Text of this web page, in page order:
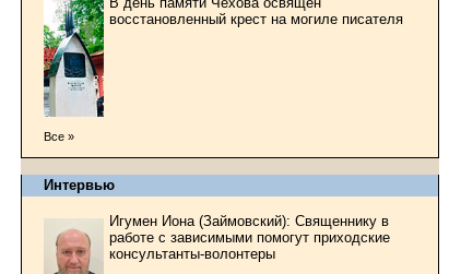
восстановленный крест на могиле писателя
Все »
Интервью
Игумен Иона (Займовский): Священнику в
работе с зависимыми помогут приходские
консультанты-волонтеры